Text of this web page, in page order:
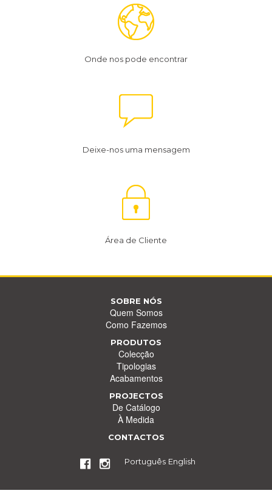
Onde nos pode encontrar
Deixe-nos uma mensagem
Área de Cliente
SOBRE NÓS
Quem Somos
Como Fazemos
PRODUTOS
Colecção
Tipologias
Acabamentos
PROJECTOS
De Catálogo
À Medida
CONTACTOS
Português English